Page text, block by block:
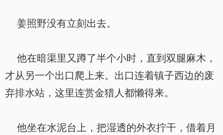
姜照野没有立刻出去。
他在暗渠里又蹲了半个小时，直到双腿麻木，
才从另一个出口爬上来。出口连着镇子西边的废
弃排水站，这里连赏金猎人都懒得来。
他坐在水泥台上，把湿透的外衣拧干，借着月